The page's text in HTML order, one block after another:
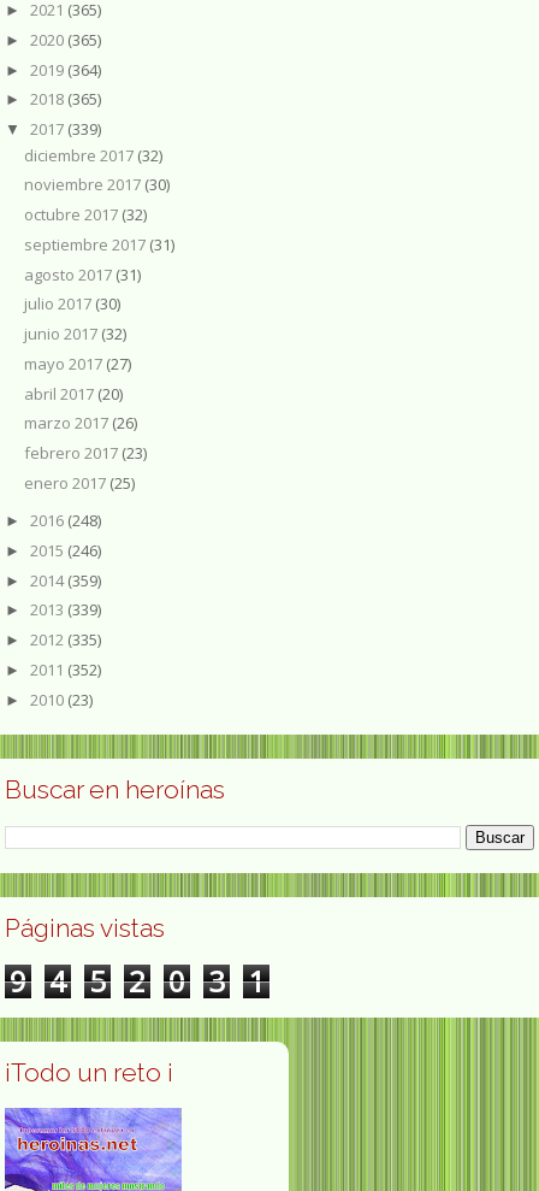
► 2021 (365)
► 2020 (365)
► 2019 (364)
► 2018 (365)
▼ 2017 (339)
diciembre 2017 (32)
noviembre 2017 (30)
octubre 2017 (32)
septiembre 2017 (31)
agosto 2017 (31)
julio 2017 (30)
junio 2017 (32)
mayo 2017 (27)
abril 2017 (20)
marzo 2017 (26)
febrero 2017 (23)
enero 2017 (25)
► 2016 (248)
► 2015 (246)
► 2014(359)
► 2013 (339)
► 2012 (335)
► 2011 (352)
► 2010 (23)
Buscar en heroínas
Páginas vistas
9 4 5 2 0 3 1
¡Todo un reto ¡